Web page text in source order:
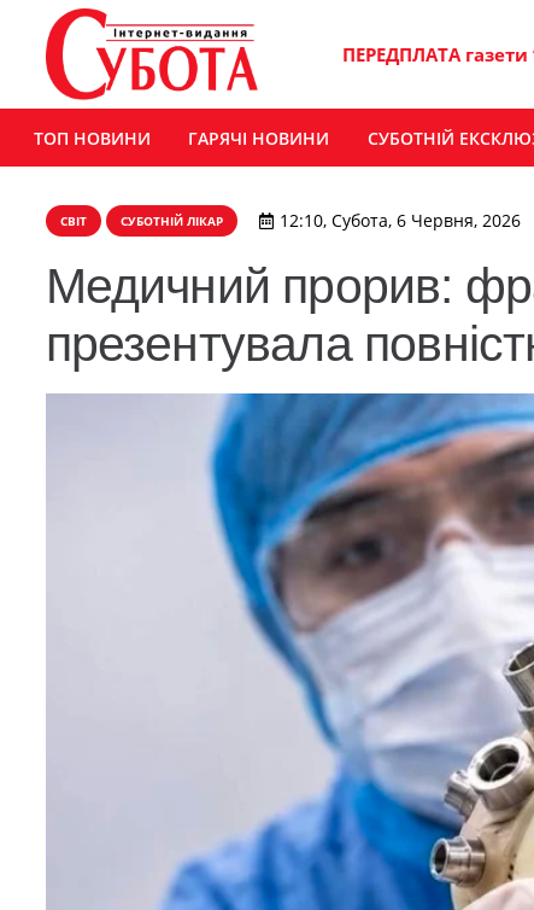
ПЕРЕДПЛАТА газети
ТОП НОВИНИ ГАРЯЧІ НОВИНИ СУБОТНІЙ
СВІТ СУБОТНІЙ ЛІКАР 12:10, Субота, 6 Червня, 2026
Медичний прорив:
презентувала